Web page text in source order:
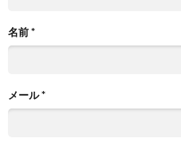
名前*
メール*